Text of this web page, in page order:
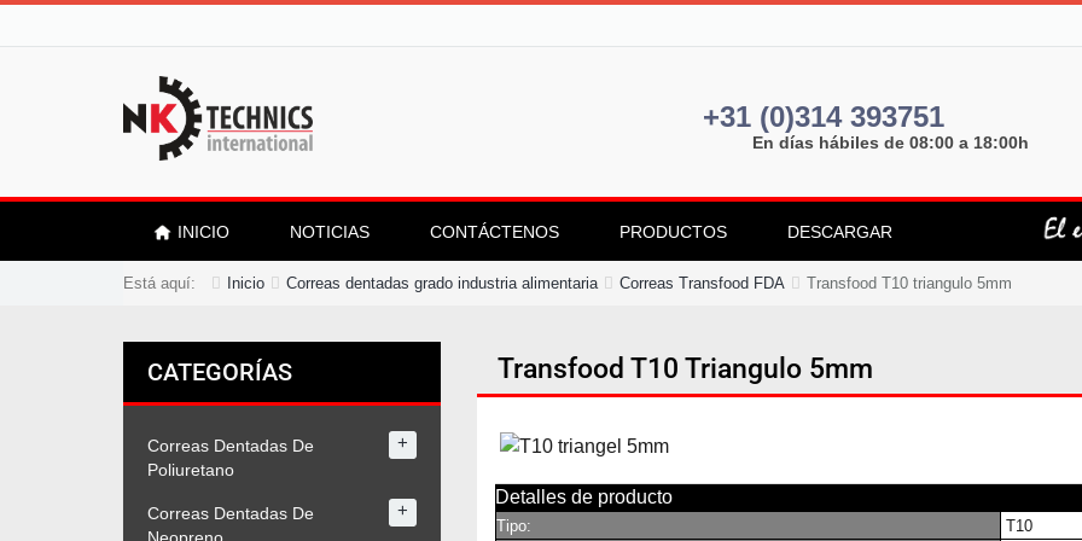
+31 (0)314 393751
En días hábiles de 08:00 a 18:00h
INICIO NOTICIAS CONTÁCTENOS PRODUCTOS DESCARGAR
Está aquí: Inicio Correas dentadas grado industria alimentaria Correas Transfood FDA Transfood T10 triangulo 5mm
Transfood T10 Triangulo 5mm
Detalles de producto
Tipo: T10
CATEGORÍAS
Correas Dentadas De
Poliuretano
+
Correas Dentadas De
+